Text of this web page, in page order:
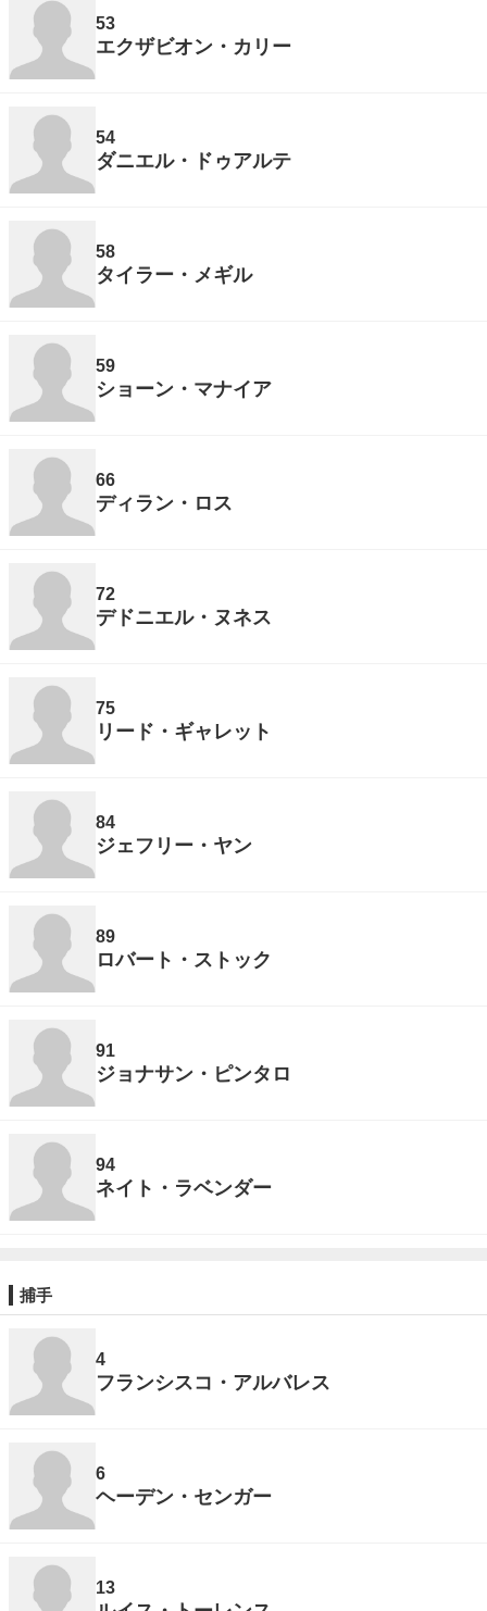
53
エクザビオン・カリー
54
ダニエル・ドゥアルテ
58
タイラー・メギル
59
ショーン・マナイア
66
ディラン・ロス
72
デドニエル・ヌネス
75
リード・ギャレット
84
ジェフリー・ヤン
89
ロバート・ストック
91
ジョナサン・ピンタロ
94
ネイト・ラベンダー
捕手
4
フランシスコ・アルバレス
6
ヘーデン・センガー
13